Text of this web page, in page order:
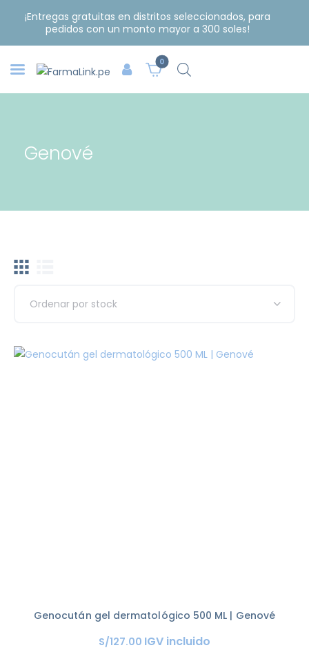
¡Entregas gratuitas en distritos seleccionados, para
pedidos con un monto mayor a 300 soles!
0
Genové
Genocután gel dermatológico 500 ML | Genové
S/127.00 IGV incluido